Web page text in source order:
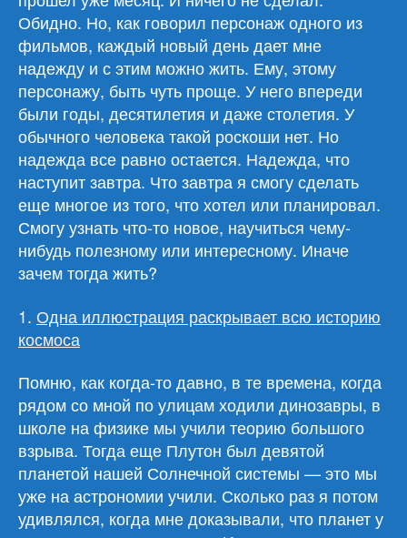
Обидно. Но, как говорил персонаж одного из
фильмов, каждый новый день дает мне
надежду и с этим можно жить. Ему, этому
персонажу, быть чуть проще. У него впереди
были годы, десятилетия и даже столетия. У
обычного человека такой роскоши нет. Но
надежда все равно остается. Надежда, что
наступит завтра. Что завтра я смогу сделать
еще многое из того, что хотел или планировал.
Смогу узнать что-то новое, научиться чему-
нибудь полезному или интересному. Иначе
зачем тогда жить?
1. Одна иллюстрация раскрывает всю историю
космоса
Помню, как когда-то давно, в те времена, когда
рядом со мной по улицам ходили динозавры, в
школе на физике мы учили теорию большого
взрыва. Тогда еще Плутон был девятой
планетой нашей Солнечной системы — это мы
уже на астрономии учили. Сколько раз я потом
удивлялся, когда мне доказывали, что планет у